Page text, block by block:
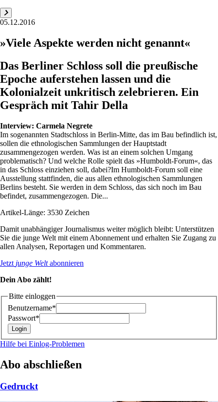
05.12.2016
»Viele Aspekte werden nicht genannt«
Das Berliner Schloss soll die preußische
Epoche auferstehen lassen und die
Kolonialzeit unkritisch zelebrieren. Ein
Gespräch mit Tahir Della
Interview: Carmela Negrete
Im sogenannten Stadtschloss in Berlin-Mitte, das im Bau befindlich ist,
sollen die ethnologischen Sammlungen der Hauptstadt
zusammengezogen werden. Was ist an einem solchen Umgang
problematisch? Und welche Rolle spielt das »Humboldt-Forum«, das
in das Schloss einziehen soll, dabei?Im Humboldt-Forum soll eine
Ausstellung stattfinden, die aus allen ethnologischen Sammlungen
Berlins besteht. Sie werden in dem Schloss, das sich noch im Bau
befindet, zusammengezogen. Die...
Artikel-Länge: 3530 Zeichen
Damit unabhängiger Journalismus weiter möglich bleibt: Unterstützen
Sie die junge Welt mit einem Abonnement und erhalten Sie Zugang zu
allen Analysen, Reportagen und Kommentaren.
Jetzt junge Weltabonnieren
Dein Abo zählt!
Bitte einloggen
Benutzername*
Passwort*
Hilfe bei Einlog-Problemen
Abo abschließen
Gedruckt